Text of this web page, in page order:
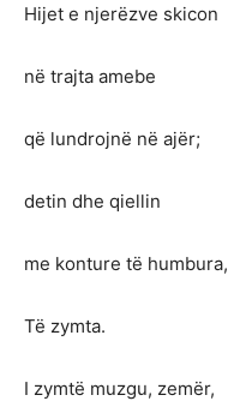
Hijet e njerëzve skicon
në trajta amebe
që lundrojnë në ajër;
detin dhe qiellin
me konture të humbura,
Të zymta.
I zymtë muzgu, zemër,